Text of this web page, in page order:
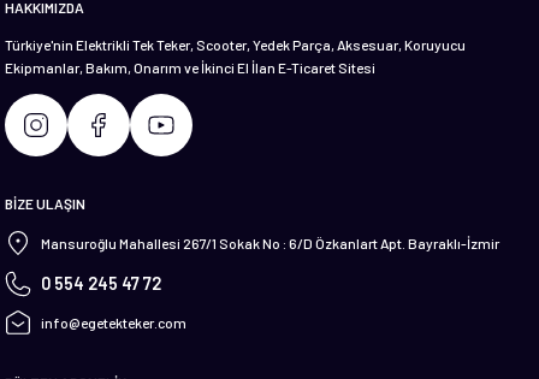
HAKKIMIZDA
Türkiye'nin Elektrikli Tek Teker, Scooter, Yedek Parça, Aksesuar, Koruyucu
Ekipmanlar, Bakım, Onarım ve İkinci El İlan E-Ticaret Sitesi
BİZE ULAŞIN
Mansuroğlu Mahallesi 267/1 Sokak No : 6/D Özkanlart Apt. Bayraklı-İzmir
0 554 245 47 72
info@egetekteker.com